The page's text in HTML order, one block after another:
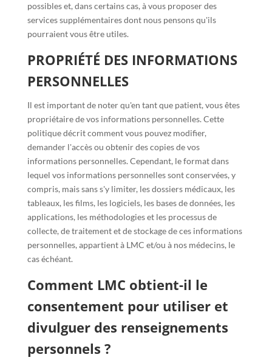
possibles et, dans certains cas, à vous proposer des
services supplémentaires dont nous pensons qu'ils
pourraient vous être utiles.
PROPRIÉTÉ DES INFORMATIONS
PERSONNELLES
Il est important de noter qu'en tant que patient, vous êtes
propriétaire de vos informations personnelles. Cette
politique décrit comment vous pouvez modifier,
demander l'accès ou obtenir des copies de vos
informations personnelles. Cependant, le format dans
lequel vos informations personnelles sont conservées, y
compris, mais sans s'y limiter, les dossiers médicaux, les
tableaux, les films, les logiciels, les bases de données, les
applications, les méthodologies et les processus de
collecte, de traitement et de stockage de ces informations
personnelles, appartient à LMC et/ou à nos médecins, le
cas échéant.
Comment LMC obtient-il le
consentement pour utiliser et
divulguer des renseignements
personnels ?